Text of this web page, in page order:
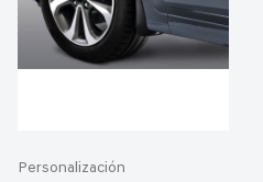
Personalización